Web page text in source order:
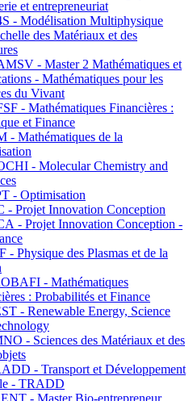
et entrepreneuriat
- Modélisation Multiphysique
des Matériaux et des
- Master 2 Mathématiques et
- Mathématiques pour les
du Vivant
- Mathématiques Financières :
et Finance
- Mathématiques de la
- Molecular Chemistry and
- Optimisation
- Projet Innovation Conception
- Projet Innovation Conception -
- Physique des Plasmas et de la
- Mathématiques
: Probabilités et Finance
- Renewable Energy, Science
- Sciences des Matériaux et des
- Transport et Développement
- TRADD
- Master Bio-entrepreneur